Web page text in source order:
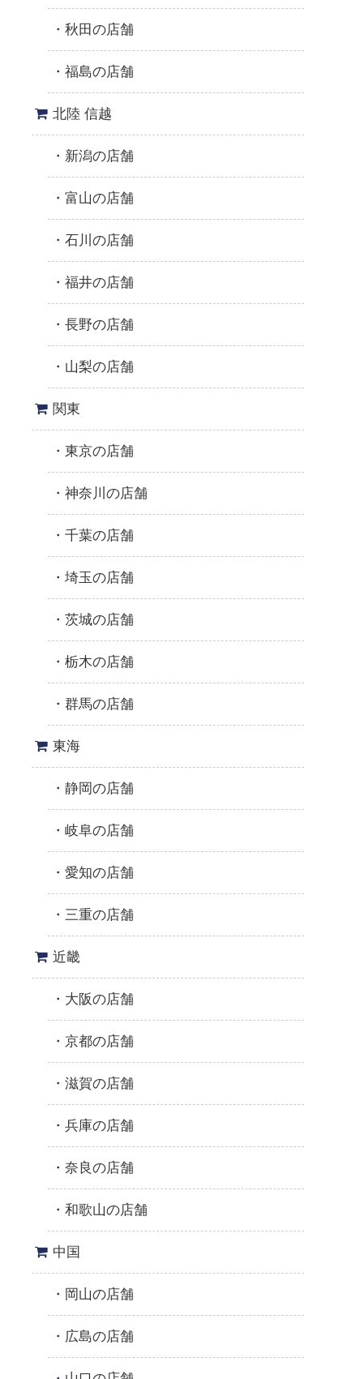
秋田の店舗
福島の店舗
北陸 信越
新潟の店舗
富山の店舗
石川の店舗
福井の店舗
長野の店舗
山梨の店舗
関東
東京の店舗
神奈川の店舗
千葉の店舗
埼玉の店舗
茨城の店舗
栃木の店舗
群馬の店舗
東海
静岡の店舗
岐阜の店舗
愛知の店舗
三重の店舗
近畿
大阪の店舗
京都の店舗
滋賀の店舗
兵庫の店舗
奈良の店舗
和歌山の店舗
中国
岡山の店舗
広島の店舗